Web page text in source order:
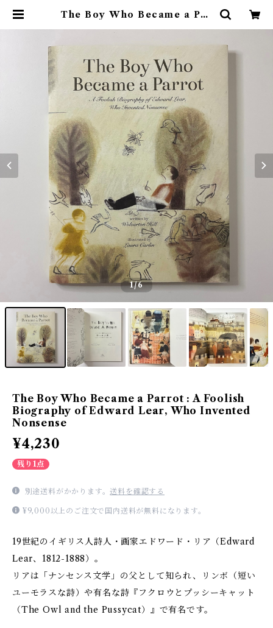
The Boy Who Became a Par
Edward Lear, Who Invented
Nonsense | 素敵な洋書絵本のお店
Read Leaf Books
1/6
The Boy Who Became a Parrot : A Foolish
Biography of Edward Lear, Who Invented
Nonsense
¥4,230
残り1点
別途送料がかかります。送料を確認する
¥9,000以上のご注文で国内送料が無料になります。
19世紀のイギリス人詩人・画家エドワード・リア（Edward
Lear、1812-1888）。
リアは「ナンセンス文学」の父として知られ、リンボ（短い
ユーモラスな詩）や有名な詩『フクロウとプッシーキャット
（The Owl and the Pussycat）』で有名です。